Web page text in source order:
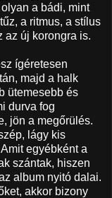
a bádi, mint
a ritmus, a stílus
az új korongra is.
ígéretesen
majd a halk
ütemesebb és
durva fog
jön a megőrülés.
lágy kis
egyébként a
szántak, hiszen
album nyitó dalai.
akkor bizony